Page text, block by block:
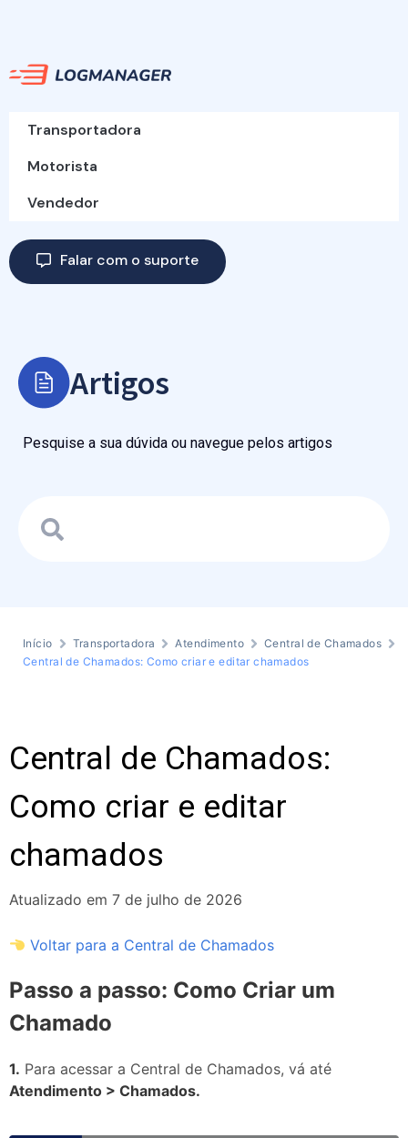
Transportadora
Motorista
Vendedor
Falar com o suporte
Artigos
Pesquise a sua dúvida ou navegue pelos artigos
Início Transportadora Atendimento
Central de Chamados
Central de Chamados: Como criar e editar chamados
Central de Chamados:
Como criar e editar
chamados
Atualizado em 7 de julho de 2026
Voltar para a Central de Chamados
Passo a passo: Como Criar um
Chamado
1. Para acessar a Central de Chamados, vá até
Atendimento > Chamados.